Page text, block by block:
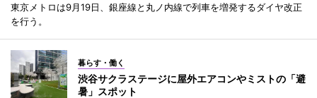
東京メトロは9月19日、銀座線と丸ノ内線で列車を増発するダイヤ改正
を行う。
暮らす・働く
渋谷サクラステージに屋外エアコンやミストの「避
暑」スポット